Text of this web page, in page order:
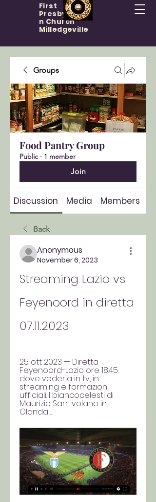
First
Presbyteria
n Church
Milledgeville
Groups
Food Pantry Group
Public · 1 member
Join
Discussion Media Members
Back
Anonymous
November 6, 2023
Streaming Lazio vs
Feyenoord in diretta
07.11.2023
25 ott 2023 — Diretta
Feyenoord-Lazio ore 18.45:
dove vederla in tv, in
streaming e formazioni
ufficiali. I biancocelesti di
Maurizio Sarri volano in
Olanda ...